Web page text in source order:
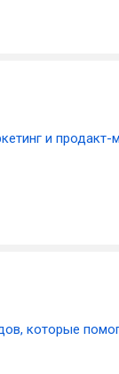
и
которые